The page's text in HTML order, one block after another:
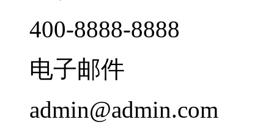
400-8888-8888
电子邮件
admin@admin.com